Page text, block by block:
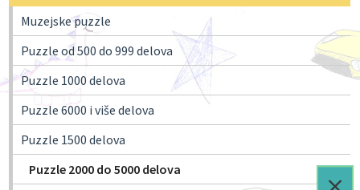
Muzejske puzzle
Puzzle od 500 do 999 delova
Puzzle 1000 delova
Puzzle 6000 i više delova
Puzzle 1500 delova
Puzzle 2000 do 5000 delova